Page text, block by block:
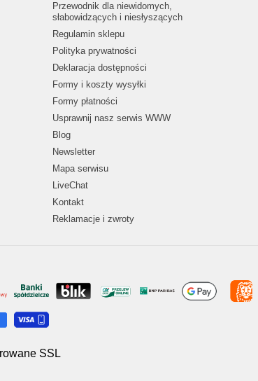
Przewodnik dla niewidomych,
słabowidzących i niesłyszących
Regulamin sklepu
Polityka prywatności
Deklaracja dostępności
Formy i koszty wysyłki
Formy płatności
Usprawnij nasz serwis WWW
Blog
Newsletter
Mapa serwisu
LiveChat
Kontakt
Reklamacje i zwroty
SSL